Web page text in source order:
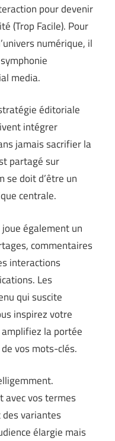
pour devenir
(Trop Facile). Pour
numérique, il
media.
éditoriale
intégrer
jamais sacrifier la
partagé sur
se doit d’être un
centrale.
également un
commentaires
interactions
Les
qui suscite
inspirez votre
la portée
vos mots-clés.
avec vos termes
variantes
élargie mais